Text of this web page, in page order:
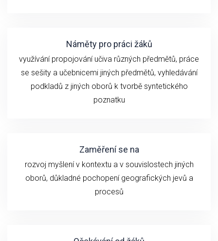
Náměty pro práci žáků
využívání propojování učiva různých předmětů, práce
se sešity a učebnicemi jiných předmětů, vyhledávání
podkladů z jiných oborů k tvorbě syntetického
poznatku
Zaměření se na
rozvoj myšlení v kontextu a v souvislostech jiných
oborů, důkladné pochopení geografických jevů a
procesů